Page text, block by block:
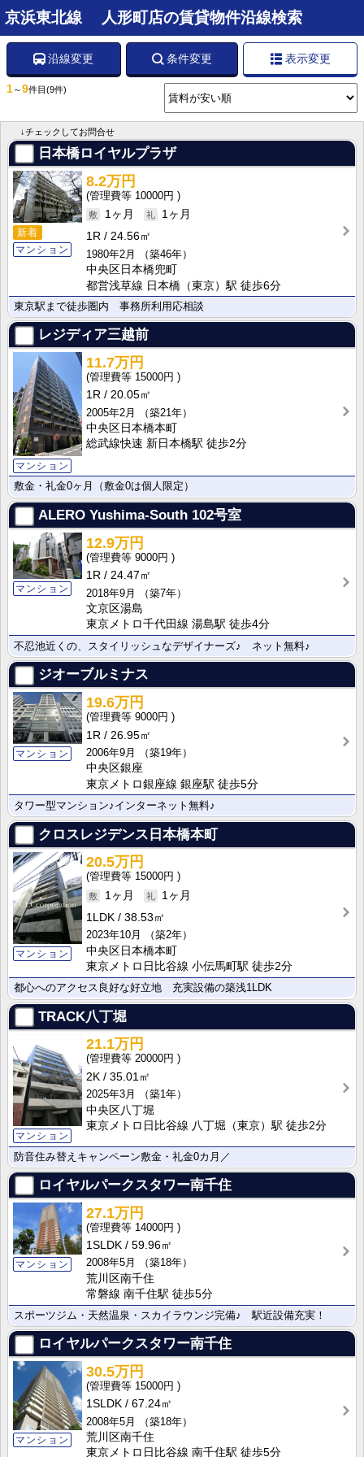
京浜東北線 人形町店の賃貸物件沿線検索
沿線変更 条件変更 表示変更
1～9件目 (9件)
↓チェックしてお問合せ
日本橋ロイヤルプラザ
新着
マンション
8.2万円
10000円
1ヶ月
1ヶ月
1R
24.56㎡
1980年2月
（築46年）
中央区日本橋兜町
都営浅草線 日本橋（東京）駅 徒歩6分
東京駅まで徒歩圏内 事務所利用応相談
レジディア三越前
マンション
11.7万円
15000円
1R
20.05㎡
2005年2月
（築21年）
中央区日本橋本町
総武線快速 新日本橋駅 徒歩2分
敷金・礼金0ヶ月（敷金0は個人限定）
ALERO Yushima-South 102号室
マンション
12.9万円
9000円
1R
24.47㎡
2018年9月
（築7年）
文京区湯島
東京メトロ千代田線 湯島駅 徒歩4分
不忍池近くの、スタイリッシュなデザイナーズ♪ ネット無料♪
ジオーブルミナス
マンション
19.6万円
9000円
1R
26.95㎡
2006年9月
（築19年）
中央区銀座
東京メトロ銀座線 銀座駅 徒歩5分
タワー型マンション♪インターネット無料♪
クロスレジデンス日本橋本町
マンション
20.5万円
15000円
1ヶ月
1ヶ月
1LDK
38.53㎡
2023年10月
（築2年）
中央区日本橋本町
東京メトロ日比谷線 小伝馬町駅 徒歩2分
都心へのアクセス良好な好立地 充実設備の築浅1LDK
TRACK八丁堀
マンション
21.1万円
20000円
2K
35.01㎡
2025年3月
（築1年）
中央区八丁堀
東京メトロ日比谷線 八丁堀（東京）駅 徒歩2分
防音住み替えキャンペーン敷金・礼金0カ月／
ロイヤルパークスタワー南千住
マンション
27.1万円
14000円
1SLDK
59.96㎡
2008年5月
（築18年）
荒川区南千住
常磐線 南千住駅 徒歩5分
スポーツジム・天然温泉・スカイラウンジ完備♪ 駅近設備充実！
ロイヤルパークスタワー南千住
マンション
30.5万円
15000円
1SLDK
67.24㎡
2008年5月
（築18年）
荒川区南千住
東京メトロ日比谷線 南千住駅 徒歩5分